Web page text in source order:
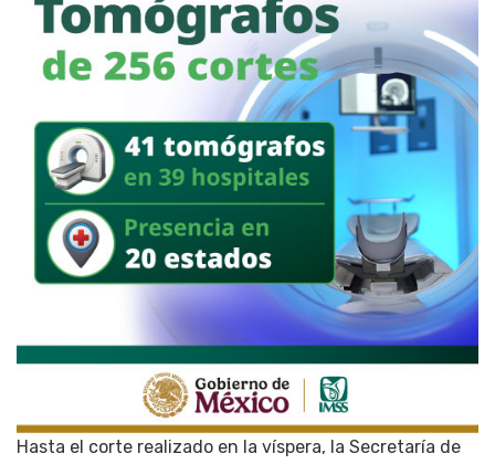
Hasta el corte realizado en la víspera, la Secretaría de